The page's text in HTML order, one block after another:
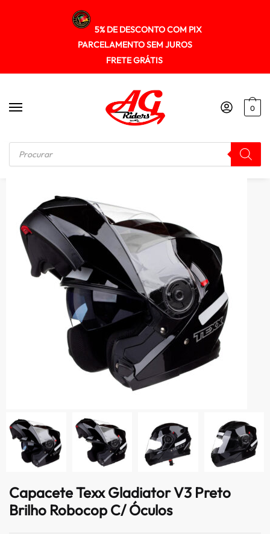
5% DE DESCONTO COM PIX
PARCELAMENTO SEM JUROS
FRETE GRÁTIS
0
Início / ESCAMOTEÁVEL Capacete Texx Gladiator V3 Preto Brilho Robocop C/ Óculos
Capacete Texx Gladiator V3 Preto
Brilho Robocop C/ Óculos